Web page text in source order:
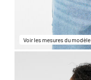
Voir les mesures du modèle